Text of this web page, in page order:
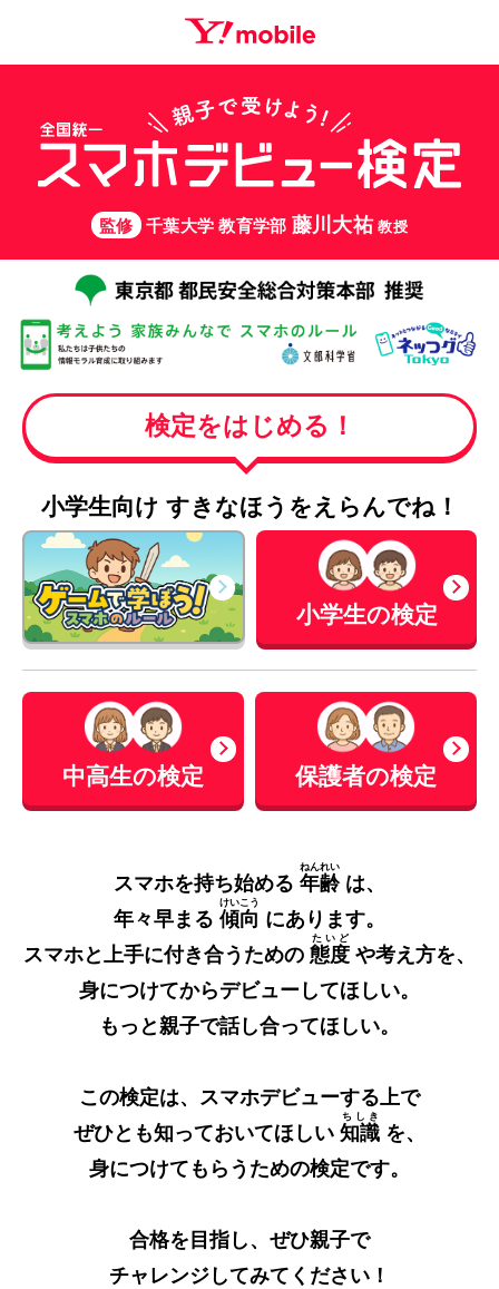
監修 千葉大学 教育学部 藤川大祐 教授
検定をはじめる！
小学生向け すきなほうをえらんでね！
小学生の検定
中高生の検定 保護者の検定
スマホを持ち始める 年齢
ねんれい
は、
年々早まる 傾向
けいこう
にあります。
スマホと上手に付き合うための 態度
たいど
や考え方を、
身につけてからデビューしてほしい。
もっと親子で話し合ってほしい。
この検定は、スマホデビューする上で
ぜひとも知っておいてほしい 知識
ちしき
を、
身につけてもらうための検定です。
合格を目指し、ぜひ親子で
チャレンジしてみてください！